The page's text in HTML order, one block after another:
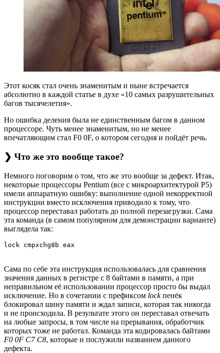
Этот косяк стал очень знаменитым и ныне встречается
абсолютно в каждой статье в духе «10 самых разрушительных
багов тысячелетия».
Но ошибка деления была не единственным багом в данном
процессоре. Чуть менее знаменитым, но не менее
впечатляющим стал F0 0F, о котором сегодня и пойдёт речь.
❯ Что же это вообще такое?
Немного поговорим о том, что же это вообще за дефект. Итак,
некоторые процессоры Pentium (все с микроархитектурой P5)
имели аппаратную ошибку: выполнение одной некорректной
инструкции вместо исключения приводило к тому, что
процессор переставал работать до полной перезагрузки. Сама
эта команда (в самом популярном для демонстрации варианте)
выглядела так:
Сама по себе эта инструкция использовалась для сравнения
значения данных в регистре с 8 байтами в памяти, а при
неправильном её использовании процессор просто бы выдал
исключение. Но в сочетании с префиксом lockпенёк
блокировал шину памяти и ждал записи, которая так никогда
и не происходила. В результате этого он переставал отвечать
на любые запросы, в том числе на прерывания, обработчик
которых тоже не работал. Команда эта кодировалась байтами
F0 0F C7 C8, которые и послужили названием данного
дефекта.